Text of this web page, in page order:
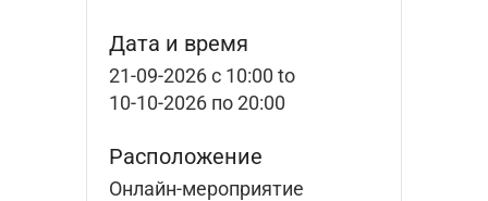
Дата и время
21-09-2026 с 10:00 to
10-10-2026 по 20:00
Расположение
Онлайн-мероприятие